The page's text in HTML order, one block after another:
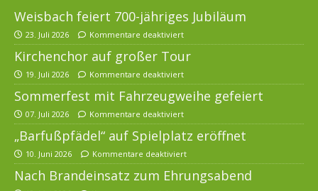
Weisbach feiert 700-jähriges Jubiläum
23. Juli 2026 Kommentare deaktiviert
Kirchenchor auf großer Tour
19. Juli 2026 Kommentare deaktiviert
Sommerfest mit Fahrzeugweihe gefeiert
07. Juli 2026 Kommentare deaktiviert
„Barfußpfädel“ auf Spielplatz eröffnet
10. Juni 2026 Kommentare deaktiviert
Nach Brandeinsatz zum Ehrungsabend